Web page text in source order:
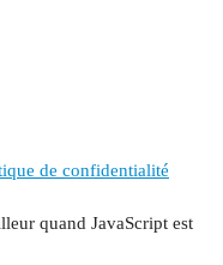
de confidentialité
quand JavaScript est